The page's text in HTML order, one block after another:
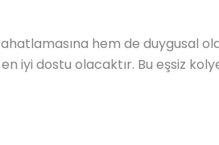
hem de duygusal
iyi dostu olacaktır. Bu eşsiz